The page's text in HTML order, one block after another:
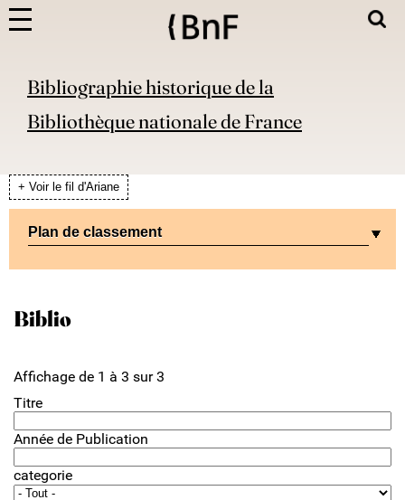
Bibliographie historique de la
Bibliothèque nationale de France
+ Voir le fil d'Ariane
Plan de classement
Biblio
Affichage de 1 à 3 sur 3
Titre
Année de Publication
categorie